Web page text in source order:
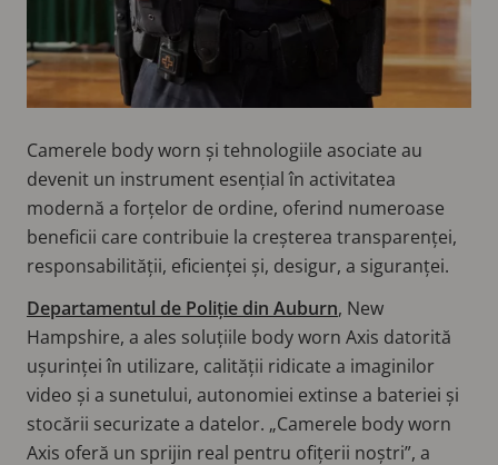
Camerele body worn și tehnologiile asociate au
devenit un instrument esențial în activitatea
modernă a forțelor de ordine, oferind numeroase
beneficii care contribuie la creșterea transparenței,
responsabilității, eficienței și, desigur, a siguranței.
Departamentul de Poliție din Auburn, New
Hampshire, a ales soluțiile body worn Axis datorită
ușurinței în utilizare, calității ridicate a imaginilor
video și a sunetului, autonomiei extinse a bateriei și
stocării securizate a datelor. „Camerele body worn
Axis oferă un sprijin real pentru ofițerii noștri”, a